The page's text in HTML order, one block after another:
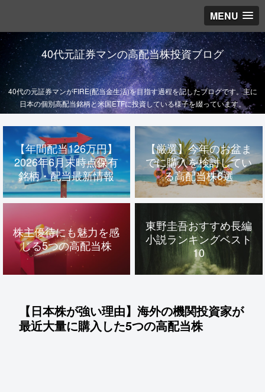
MENU
40代元証券マンの高配当株投資ブログ
40代の元証券マンがFIRE(配当金生活)を目指す過程を記したブログです。主に
日本の個別高配当銘柄と米国ETFに投資している様子を綴っています。
【年間配当126万円】
2026年6月末時点保有
銘柄・配当最新情報
【厳選】今年のお盆ま
でに購入を検討してい
る高配当株6選
株主優待にも魅力を感
じる5つの高配当株
東野圭吾おすすめ長編
小説ランキングベスト
10
【日本株が強い理由】海外の機関投資家が
最近大量に購入した5つの高配当株